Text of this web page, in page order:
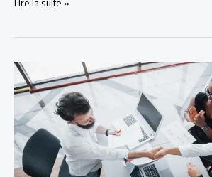
(ETI)
définition,
critères
et
obligations